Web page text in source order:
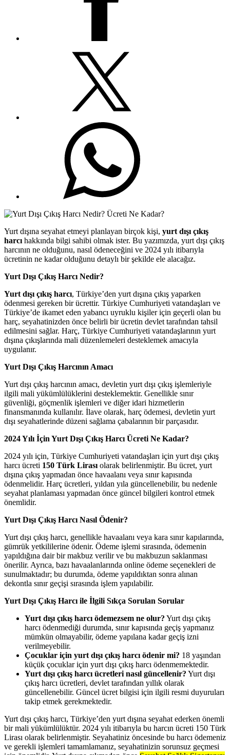
Yurt dışına seyahat etmeyi planlayan birçok kişi, yurt dışı çıkış
harcı hakkında bilgi sahibi olmak ister. Bu yazımızda, yurt dışı çıkış
harcının ne olduğunu, nasıl ödeneceğini ve 2024 yılı itibarıyla
ücretinin ne kadar olduğunu detaylı bir şekilde ele alacağız.
Yurt Dışı Çıkış Harcı Nedir?
Yurt dışı çıkış harcı, Türkiye’den yurt dışına çıkış yaparken
ödenmesi gereken bir ücrettir. Türkiye Cumhuriyeti vatandaşları ve
Türkiye’de ikamet eden yabancı uyruklu kişiler için geçerli olan bu
harç, seyahatinizden önce belirli bir ücretin devlet tarafından tahsil
edilmesini sağlar. Harç, Türkiye Cumhuriyeti vatandaşlarının yurt
dışına çıkışlarında mali düzenlemeleri desteklemek amacıyla
uygulanır.
Yurt Dışı Çıkış Harcının Amacı
Yurt dışı çıkış harcının amacı, devletin yurt dışı çıkış işlemleriyle
ilgili mali yükümlülüklerini desteklemektir. Genellikle sınır
güvenliği, göçmenlik işlemleri ve diğer idari hizmetlerin
finansmanında kullanılır. İlave olarak, harç ödemesi, devletin yurt
dışı seyahatlerinde düzeni sağlama çabalarının bir parçasıdır.
2024 Yılı İçin Yurt Dışı Çıkış Harcı Ücreti Ne Kadar?
2024 yılı için, Türkiye Cumhuriyeti vatandaşları için yurt dışı çıkış
harcı ücreti 150 Türk Lirası olarak belirlenmiştir. Bu ücret, yurt
dışına çıkış yapmadan önce havaalanı veya sınır kapısında
ödenmelidir. Harç ücretleri, yıldan yıla güncellenebilir, bu nedenle
seyahat planlaması yapmadan önce güncel bilgileri kontrol etmek
önemlidir.
Yurt Dışı Çıkış Harcı Nasıl Ödenir?
Yurt dışı çıkış harcı, genellikle havaalanı veya kara sınır kapılarında,
gümrük yetkililerine ödenir. Ödeme işlemi sırasında, ödemenin
yapıldığına dair bir makbuz verilir ve bu makbuzun saklanması
önerilir. Ayrıca, bazı havaalanlarında online ödeme seçenekleri de
sunulmaktadır; bu durumda, ödeme yapıldıktan sonra alınan
dekontla sınır geçişi sırasında işlem yapılabilir.
Yurt Dışı Çıkış Harcı ile İlgili Sıkça Sorulan Sorular
Yurt dışı çıkış harcı ödemezsem ne olur? Yurt dışı çıkış
harcı ödenmediği durumda, sınır kapısında geçiş yapmanız
mümkün olmayabilir, ödeme yapılana kadar geçiş izni
verilmeyebilir.
Çocuklar için yurt dışı çıkış harcı ödenir mi? 18 yaşından
küçük çocuklar için yurt dışı çıkış harcı ödenmemektedir.
Yurt dışı çıkış harcı ücretleri nasıl güncellenir? Yurt dışı
çıkış harcı ücretleri, devlet tarafından yıllık olarak
güncellenebilir. Güncel ücret bilgisi için ilgili resmi duyuruları
takip etmek gerekmektedir.
Yurt dışı çıkış harcı, Türkiye’den yurt dışına seyahat ederken önemli
bir mali yükümlülüktür. 2024 yılı itibarıyla bu harcın ücreti 150 Türk
Lirası olarak belirlenmiştir. Seyahatiniz öncesinde bu harcı ödemeniz
ve gerekli işlemleri tamamlamanız, seyahatinizin sorunsuz geçmesi